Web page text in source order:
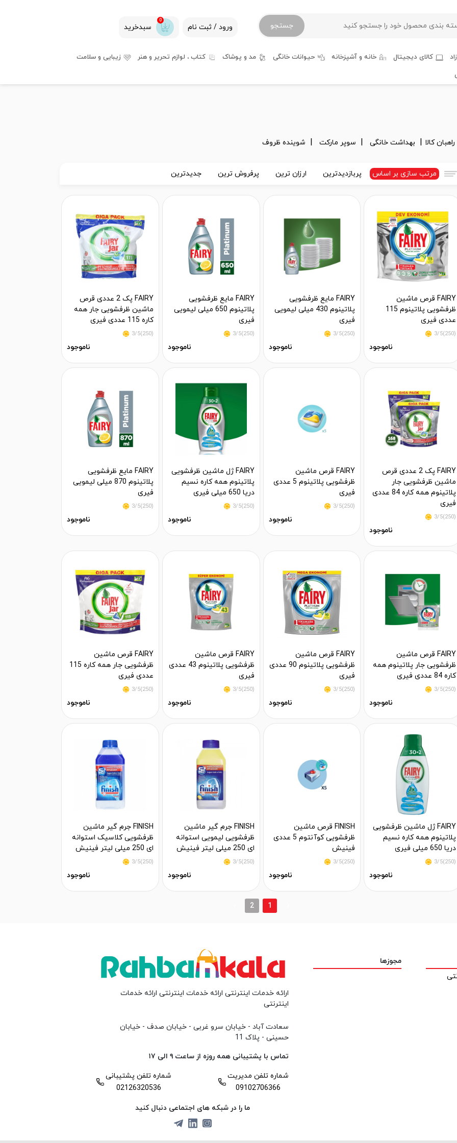
جستجو ورود / ثبت نام
0
سبدخرید
کالای دیجیتال خانه و آشپزخانه حیوانات خانگی مد و پوشاک کتاب ، لوازم تحریر و هنر
زیبایی و سلامت
راهبان کالا بهداشت خانگی سوپر مارکت شوینده ظروف
مرتب سازی بر اساس پربازدیدترین ارزان ترین پرفروش ترین جدیدترین
FAIRY قرص ماشین
ظرفشویی پلاتینوم 115
عددی فیری
(250)3/5
ناموجود
FAIRY مایع ظرفشویی
پلاتینوم 430 میلی لیمویی
فیری
(250)3/5
ناموجود
FAIRY مایع ظرفشویی
پلاتینوم 650 میلی لیمویی
فیری
(250)3/5
ناموجود
FAIRY پک 2 عددی قرص
ماشین ظرفشویی جار همه
کاره 115 عددی فیری
(250)3/5
ناموجود
FAIRY پک 2 عددی قرص
ماشین ظرفشویی جار
پلاتینوم همه کاره 84 عددی
فیری
(250)3/5
ناموجود
FAIRY قرص ماشین
ظرفشویی پلاتینوم 5 عددی
فیری
(250)3/5
ناموجود
FAIRY ژل ماشین ظرفشویی
پلاتینوم همه کاره نسیم
دریا 650 میلی فیری
(250)3/5
ناموجود
FAIRY مایع ظرفشویی
پلاتینوم 870 میلی لیمویی
فیری
(250)3/5
ناموجود
FAIRY قرص ماشین
ظرفشویی جار پلاتینوم همه
کاره 84 عددی فیری
(250)3/5
ناموجود
FAIRY قرص ماشین
ظرفشویی پلاتینوم 90 عددی
فیری
(250)3/5
ناموجود
FAIRY قرص ماشین
ظرفشویی پلاتینوم 43 عددی
فیری
(250)3/5
ناموجود
FAIRY قرص ماشین
ظرفشویی جار همه کاره 115
عددی فیری
(250)3/5
ناموجود
FAIRY ژل ماشین ظرفشویی
پلاتینوم همه کاره نسیم
دریا 650 میلی فیری
(250)3/5
ناموجود
FINISH قرص ماشین
ظرفشویی کوآنتوم 5 عددی
فینیش
(250)3/5
ناموجود
FINISH جرم گیر ماشین
ظرفشویی لیمویی استوانه
ای 250 میلی لیتر فینیش
(250)3/5
ناموجود
FINISH جرم گیر ماشین
ظرفشویی کلاسیک استوانه
ای 250 میلی لیتر فینیش
(250)3/5
ناموجود
1
2
مجوزها
ارائه خدمات اینترنتی ارائه خدمات اینترنتی ارائه خدمات
اینترنتی
سعادت آباد - خیابان سرو غربی - خیابان صدف - خیابان
حسینی - پلاک 11
تماس با پشتیبانی همه روزه از ساعت ۹ الی ۱۷
شماره تلفن مدیریت
09102706366
شماره تلفن پشتیبانی
02126320536
ما را در شبکه های اجتماعی دنبال کنید